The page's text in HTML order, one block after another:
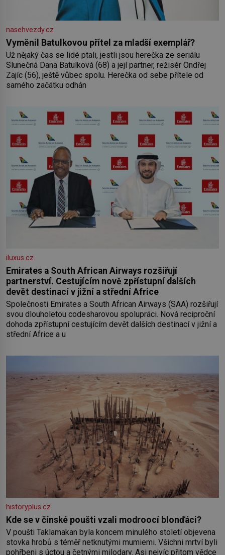
nasehvezdy.cz
Vyměnil Batulkovou přítel za mladší exemplář?
Už nějaký čas se lidé ptali, jestli jsou herečka ze seriálu
Slunečná Dana Batulková (68) a její partner, režisér Ondřej
Zajíc (56), ještě vůbec spolu. Herečka od sebe přítele od
samého začátku odhán
iluxus.cz
Emirates a South African Airways rozšiřují
partnerství. Cestujícím nově zpřístupní dalších
devět destinací v jižní a střední Africe
Společnosti Emirates a South African Airways (SAA) rozšiřují
svou dlouholetou codesharovou spolupráci. Nová reciproční
dohoda zpřístupní cestujícím devět dalších destinací v jižní a
střední Africe a u
historyplus.cz
Kde se v čínské poušti vzali modroocí blonďáci?
V poušti Taklamakan byla koncem minulého století objevena
stovka hrobů s téměř netknutými mumiemi. Všichni mrtví byli
pohřbeni s úctou a četnými milodary. Asi nejvíc přitom vědce